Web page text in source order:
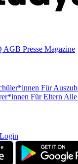
AGB Presse Magazine
Für
Für Eltern Alle